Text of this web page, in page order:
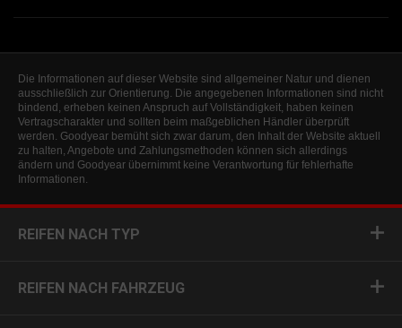
Die Informationen auf dieser Website sind allgemeiner Natur und dienen
ausschließlich zur Orientierung. Die angegebenen Informationen sind nicht
bindend, erheben keinen Anspruch auf Vollständigkeit, haben keinen
Vertragscharakter und sollten beim maßgeblichen Händler überprüft
werden. Goodyear bemüht sich zwar darum, den Inhalt der Website aktuell
zu halten, Angebote und Zahlungsmethoden können sich allerdings
ändern und Goodyear übernimmt keine Verantwortung für fehlerhafte
Informationen.
REIFEN NACH TYP
REIFEN NACH FAHRZEUG